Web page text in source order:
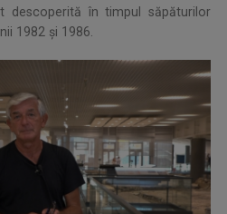
descoperită în timpul săpăturilor
1982 și 1986.